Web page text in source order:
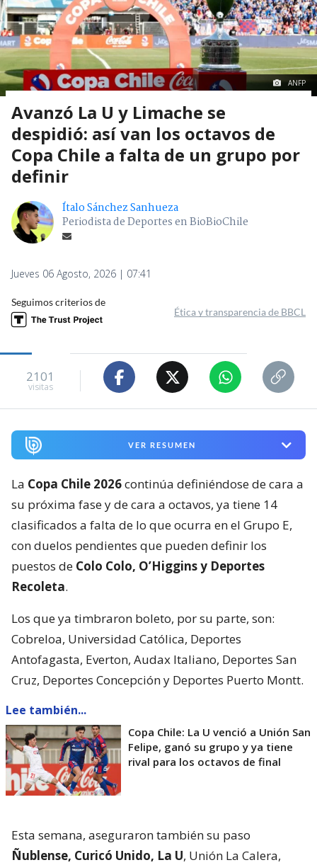
ANFP
Avanzó La U y Limache se
despidió: así van los octavos de
Copa Chile a falta de un grupo por
definir
Ítalo Sánchez Sanhueza
Periodista de Deportes en BioBioChile
Jueves 06 Agosto, 2026 | 07:41
Seguimos criterios de
Ética y transparencia de BBCL
2101
visitas
VER RESUMEN
La Copa Chile 2026continúa definiéndose de cara a
su próxima fase y de cara a octavos, ya tiene 14
clasificados a falta de lo que ocurra en el Grupo E,
con duelos pendientes que pueden definir los
puestos de Colo Colo, O’Higgins y Deportes
Recoleta.
Los que ya timbraron boleto, por su parte, son:
Cobreloa, Universidad Católica, Deportes
Antofagasta, Everton, Audax Italiano, Deportes San
Cruz, Deportes Concepción y Deportes Puerto Montt.
Lee también...
Copa Chile: La U venció a Unión San
Felipe, ganó su grupo y ya tiene
rival para los octavos de final
Esta semana, aseguraron también su paso
Ñublense, Curicó Unido, La U, Unión La Calera,